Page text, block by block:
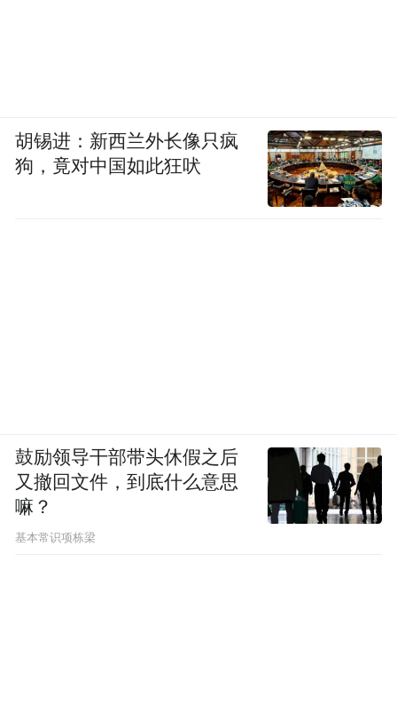
胡锡进：新西兰外长像只疯
狗，竟对中国如此狂吠
鼓励领导干部带头休假之后
又撤回文件，到底什么意思
嘛？
基本常识项栋梁